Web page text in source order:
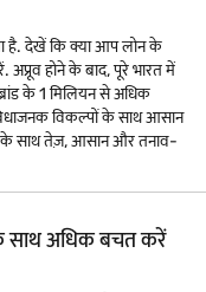
है. देखें कि क्या आप लोन के
होने के बाद, पूरे भारत में
के 1 मिलियन से अधिक
विकल्पों के साथ आसान
के साथ तेज़, आसान और तनाव-
साथ अधिक बचत करें